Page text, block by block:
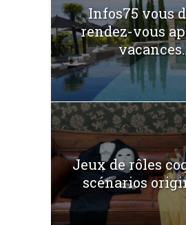
Infos75 vous
rendez-vous
Jeux de rôles
scénarios